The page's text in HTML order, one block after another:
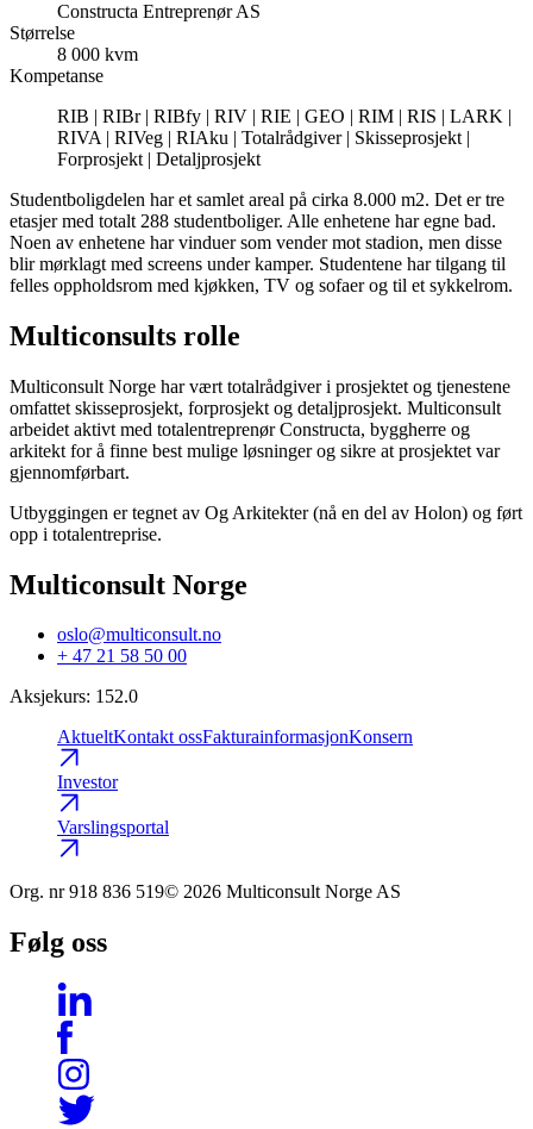
Constructa Entreprenør AS
Størrelse
8 000 kvm
Kompetanse
RIB | RIBr | RIBfy | RIV | RIE | GEO | RIM | RIS | LARK |
RIVA | RIVeg | RIAku | Totalrådgiver | Skisseprosjekt |
Forprosjekt | Detaljprosjekt
Studentboligdelen har et samlet areal på cirka 8.000 m2. Det er tre
etasjer med totalt 288 studentboliger. Alle enhetene har egne bad.
Noen av enhetene har vinduer som vender mot stadion, men disse
blir mørklagt med screens under kamper. Studentene har tilgang til
felles oppholdsrom med kjøkken, TV og sofaer og til et sykkelrom.
Multiconsults rolle
Multiconsult Norge har vært totalrådgiver i prosjektet og tjenestene
omfattet skisseprosjekt, forprosjekt og detaljprosjekt. Multiconsult
arbeidet aktivt med totalentreprenør Constructa, byggherre og
arkitekt for å finne best mulige løsninger og sikre at prosjektet var
gjennomførbart.
Utbyggingen er tegnet av Og Arkitekter (nå en del av Holon) og ført
opp i totalentreprise.
Multiconsult Norge
oslo@multiconsult.no
+ 47 21 58 50 00
Aksjekurs: 152.0
AktueltKontakt ossFakturainformasjonKonsern
Investor
Varslingsportal
Org. nr 918 836 519© 2026 Multiconsult Norge AS
Følg oss